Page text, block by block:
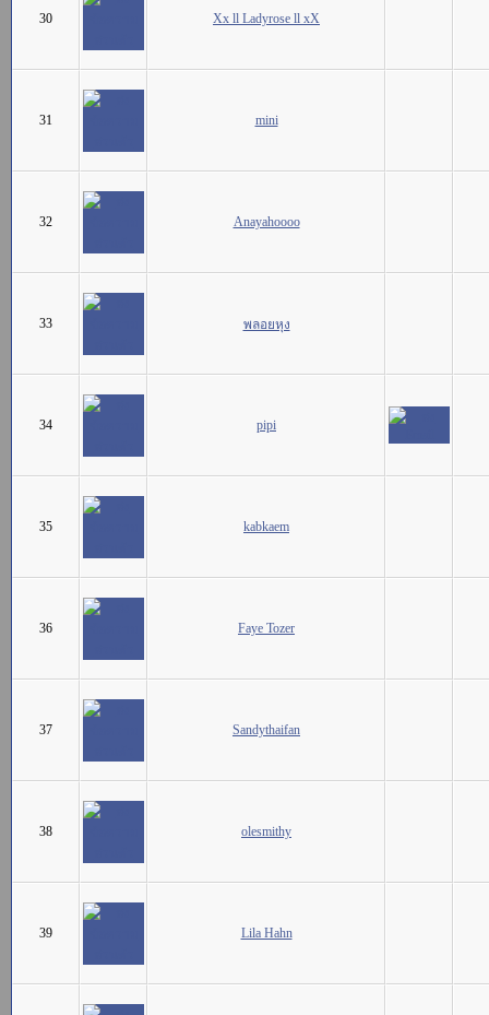
30 Xx ll Ladyrose ll xX
31 mini
32 Anayahoooo
33 พลอยหุง
34 pipi
35 kabkaem
36 Faye Tozer
37 Sandythaifan
38 olesmithy
39 Lila Hahn